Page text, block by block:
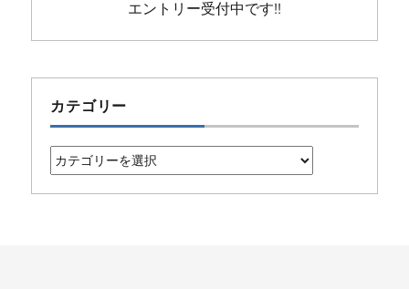
エントリー受付中です!!
カテゴリー
カ
テ
ゴ